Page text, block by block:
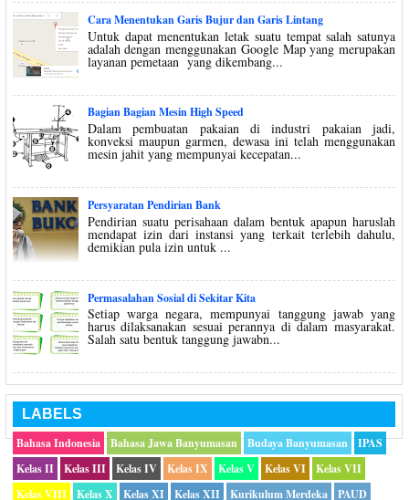
Cara Menentukan Garis Bujur dan Garis Lintang
Untuk dapat menentukan letak suatu tempat salah satunya
adalah dengan menggunakan Google Map yang merupakan
layanan pemetaan yang dikembang...
Bagian Bagian Mesin High Speed
Dalam pembuatan pakaian di industri pakaian jadi,
konveksi maupun garmen, dewasa ini telah menggunakan
mesin jahit yang mempunyai kecepatan...
Persyaratan Pendirian Bank
Pendirian suatu perisahaan dalam bentuk apapun haruslah
mendapat izin dari instansi yang terkait terlebih dahulu,
demikian pula izin untuk ...
Permasalahan Sosial di Sekitar Kita
Setiap warga negara, mempunyai tanggung jawab yang
harus dilaksanakan sesuai perannya di dalam masyarakat.
Salah satu bentuk tanggung jawabn...
LABELS
Bahasa Indonesia
Bahasa Jawa Banyumasan Budaya Banyumasan
IPAS
Kelas II
Kelas III Kelas IV Kelas IX Kelas V Kelas VI
Kelas VII
Kelas VIII
Kelas X Kelas XI Kelas XII Kurikulum Merdeka PAUD